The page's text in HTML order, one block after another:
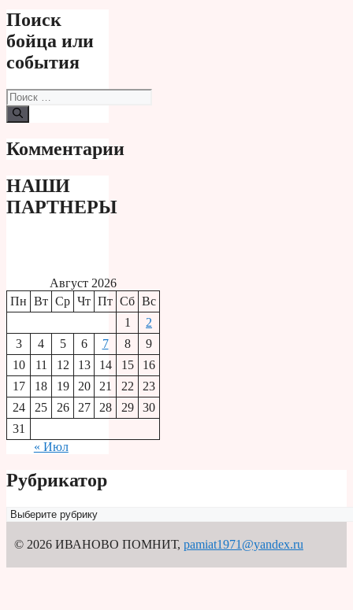
Поиск
бойца или
события
Поиск:
Комментарии
НАШИ
ПАРТНЕРЫ
Август 2026
Пн Вт Ср Чт Пт Сб Вс
1
2
3
4 5 6 7 8
9
10
11 12 13 14 15
16
17
18 19 20 21 22
23
24
25 26 27 28 29
30
31
« Июл
Рубрикатор
Рубрикатор
© 2026 ИВАНОВО ПОМНИТ, pamiat1971@yandex.ru